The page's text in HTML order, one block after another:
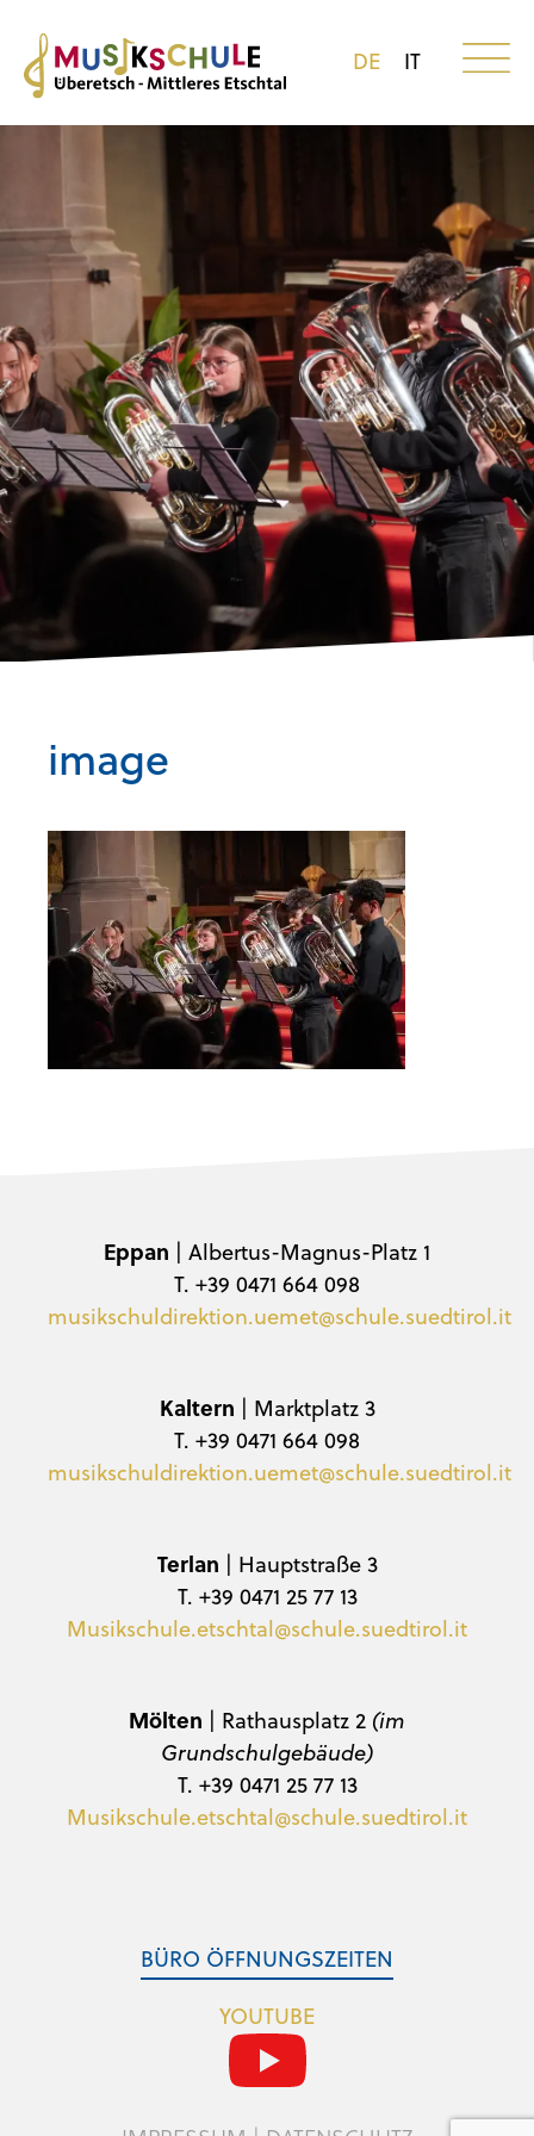
DE IT
image
Eppan | Albertus-Magnus-Platz 1
T. +39 0471 664 098
musikschuldirektion.uemet@schule.suedtirol.it
Kaltern | Marktplatz 3
T. +39 0471 664 098
musikschuldirektion.uemet@schule.suedtirol.it
Terlan | Hauptstraße 3
T. +39 0471 25 77 13
Musikschule.etschtal@schule.suedtirol.it
Mölten | Rathausplatz 2 (im
Grundschulgebäude)
T. +39 0471 25 77 13
Musikschule.etschtal@schule.suedtirol.it
BÜRO ÖFFNUNGSZEITEN
YOUTUBE